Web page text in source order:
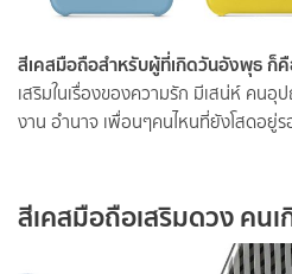
สีเคสมือถือสำหรับผู้ที่เกิดวันอังพุธ ก็คื
เสริมในเรื่องของความรัก มีเสน่ห์ คนอุ
งาน อำนาจ เพื่อนๆคนไหนที่ยังโสดอยู่ร
สีเคสมือถือเสริมดวง คน